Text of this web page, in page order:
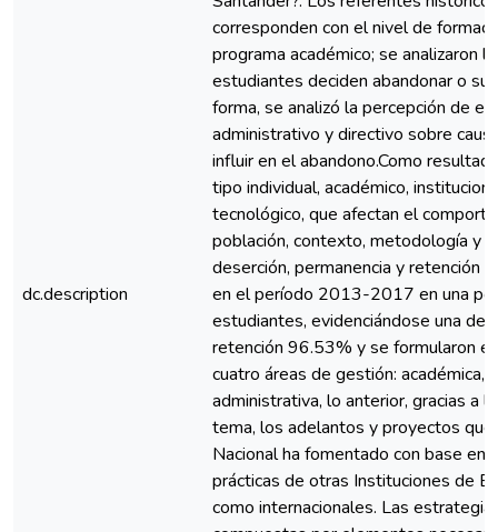
dc.description
corresponden con el nivel de
programa académico; se analizaron
estudiantes deciden abandonar o
forma, se analizó la percepción de
administrativo y directivo sobre
influir en el abandono.Como
tipo individual, académico,
tecnológico, que afectan el
población, contexto, metodología y
deserción, permanencia y retención
en el período 2013-2017 en una
estudiantes, evidenciándose una
retención 96.53% y se formularon
cuatro áreas de gestión: académica,
administrativa, lo anterior, gracias a
tema, los adelantos y proyectos
Nacional ha fomentado con base en
prácticas de otras Instituciones de
como internacionales. Las